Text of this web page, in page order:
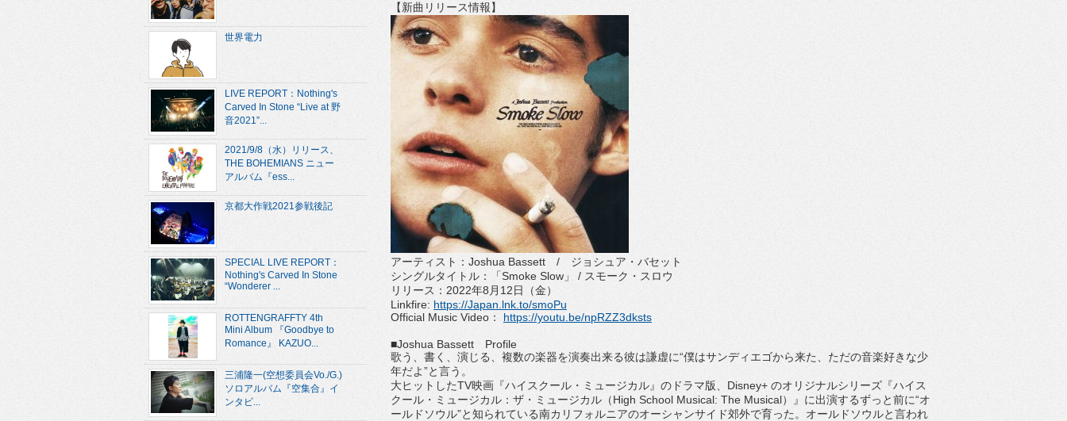
【新曲リリース情報】
アーティスト： Joshua Bassett / ジョシュア・バセット
シングルタイトル：「Smoke Slow 」 / スモーク・スロウ
リリース： 2022年8 月 12日（金）
Linkfire: https://Japan.lnk. to/smoPu
Official Music Video ： https://youtu.be/npRZZ3dksts
■Joshua Bassett
Profile
歌う、書く、演じる、複数の楽器を演奏出来る彼は謙虚に“僕はサンディエゴから来た、ただの音楽好きな少
年だよ”と言う。
大ヒットしたTV映画『ハイスクール・ミュージカル』 のドラマ版、 Disney+ のオリジナルシリーズ『ハイス
クール・ミュージカル：ザ・ミュージカル（High School Musical: The Musical）』に出演するずっと前に“オ
ールドソウル”と知られている南カリフォルニアのオーシャンサイド郊外で育った 。オールドソウルと言われ
世界電力
LIVE REPORT：Nothing's
Carved In Stone “Live at 野
音2021”...
2021/9/8（水）リリース、
THE BOHEMIANS ニュー
アルバム『ess...
京都大作戦2021参戦後記
SPECIAL LIVE REPORT：
Nothing's Carved In Stone
“Wonderer ...
ROTTENGRAFFTY 4th
Mini Album 『Goodbye to
Romance』 KAZUO...
三浦隆一(空想委員会Vo./G.)
ソロアルバム『空集合』イ
ンタビ...